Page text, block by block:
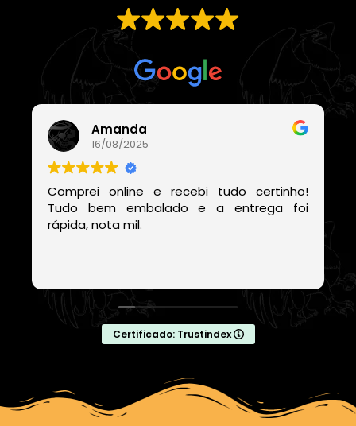
Com base em
Amanda
16/08/2025
Comprei online e recebi tudo certinho!
Tudo bem embalado e a entrega foi
rápida, nota mil.
Certificado: Trustindex